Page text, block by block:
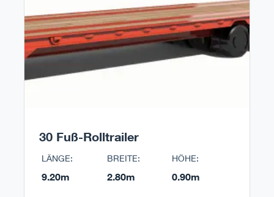
30 Fuß-Rolltrailer
LÄNGE:
9.20m
BREITE:
2.80m
HÖHE:
0.90m